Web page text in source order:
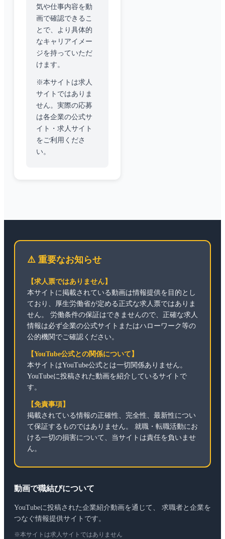
気や仕事内容を動
画で確認できるこ
とで、より具体的
なキャリアイメー
ジを持っていただ
けます。
※本サイトは求人
サイトではありま
せん。実際の応募
は各企業の公式サ
イト・求人サイト
をご利用くださ
い。
⚠️ 重要なお知らせ
【求人票ではありません】
本サイトに掲載されている動画は情報提供を目的とし
ており、厚生労働省が定める正式な求人票ではありま
せん。 労働条件の保証はできませんので、正確な求人
情報は必ず企業の公式サイトまたはハローワーク等の
公的機関でご確認ください。
【YouTube公式との関係について】
本サイトはYouTube公式とは一切関係ありません。
YouTubeに投稿された動画を紹介しているサイトで
す。
【免責事項】
掲載されている情報の正確性、完全性、最新性につい
て保証するものではありません。 就職・転職活動にお
ける一切の損害について、当サイトは責任を負いませ
ん。
動画で職結びについて
YouTubeに投稿された企業紹介動画を通じて、 求職者と企業を
つなぐ情報提供サイトです。
※本サイトは求人サイトではありません